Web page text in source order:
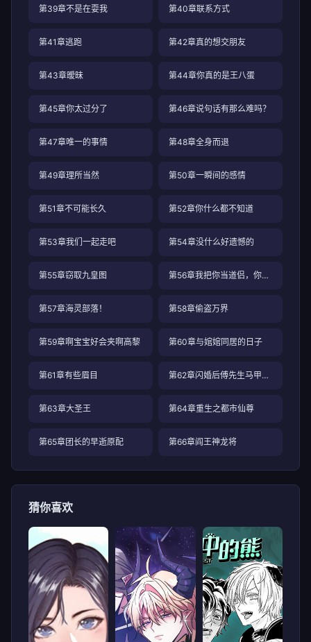
第39章不是在耍我 第40章联系方式
第41章逃跑 第42章真的想交朋友
第43章暧昧 第44章你真的是王八蛋
第45章你太过分了 第46章说句话有那么难吗？
第47章唯一的事情 第48章全身而退
第49章理所当然 第50章一瞬间的感情
第51章不可能长久 第52章你什么都不知道
第53章我们一起走吧 第54章没什么好遗憾的
第55章窃取九皇图 第56章我把你当道侣，你竟然
第57章海灵部落！ 第58章偷盗万界
第59章啊宝宝好会夹啊高黎 第60章与婠婠同居的日子
第61章有些眉目 第62章闪婚后傅先生马甲藏不住了
第63章大圣王 第64章重生之都市仙尊
第65章团长的早逝原配 第66章阎王神龙将
猜你喜欢